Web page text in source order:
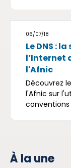
06/07/18
Le DNS :
l’Internet
l'Afnic
Découvrez
l'Afnic sur
conventions
À la une